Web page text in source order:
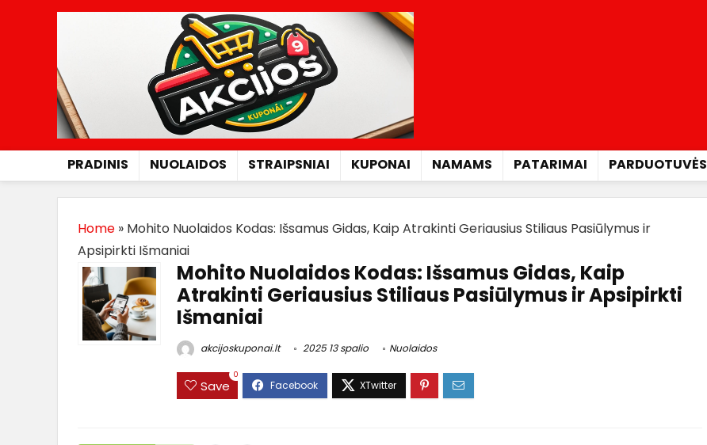
PRADINIS NUOLAIDOS STRAIPSNIAI KUPONAI NAMAMS PATARIMAI PARDUOTUVĖS
Home » Mohito Nuolaidos Kodas: Išsamus Gidas, Kaip Atrakinti Geriausius Stiliaus Pasiūlymus ir
Apsipirkti Išmaniai
Mohito Nuolaidos Kodas: Išsamus Gidas, Kaip
Atrakinti Geriausius Stiliaus Pasiūlymus ir Apsipirkti
Išmaniai
akcijoskuponai.lt 2025 13 spalio Nuolaidos
Save
0